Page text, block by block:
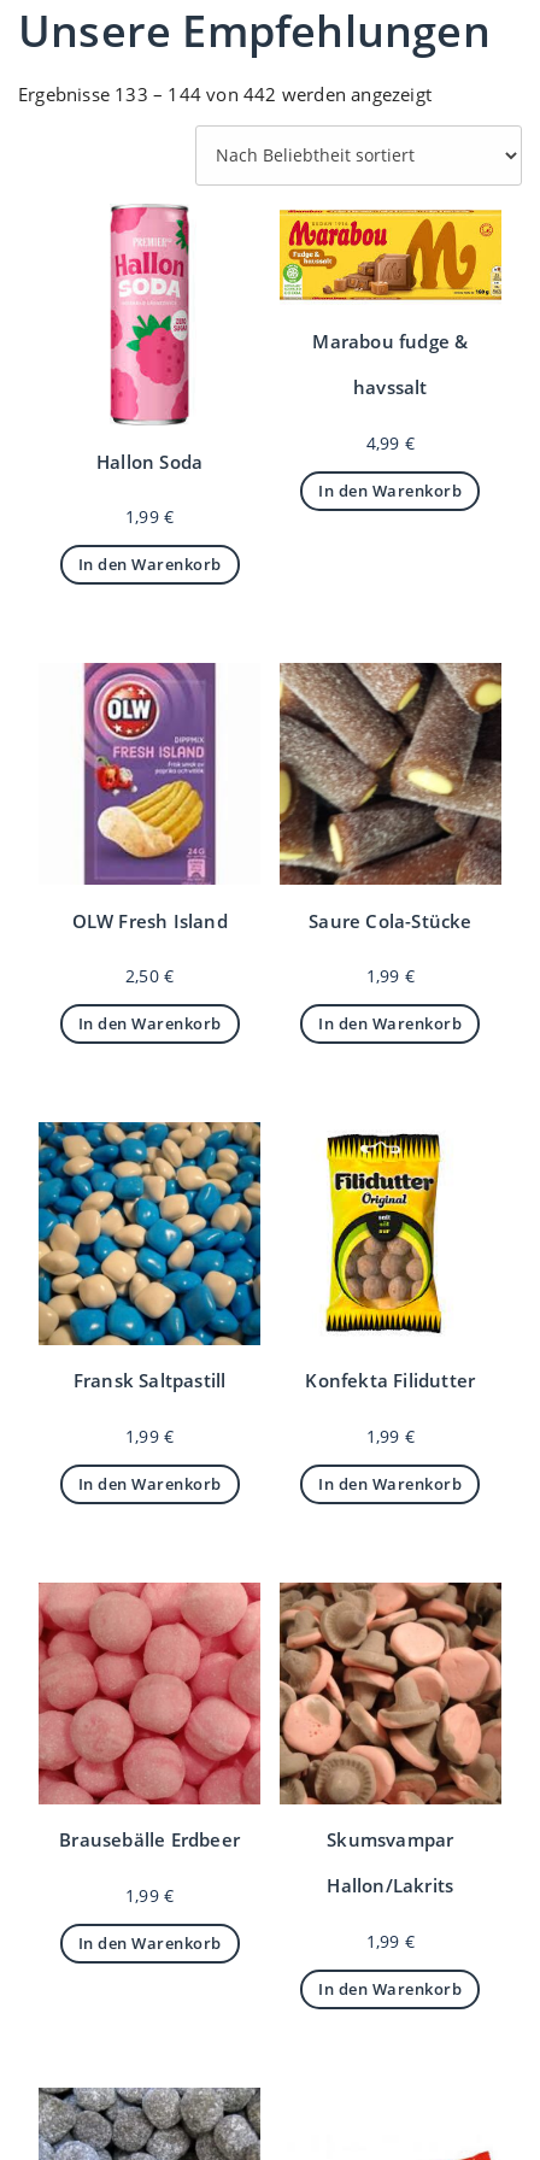
Unsere Empfehlungen
Ergebnisse 133 – 144 von 442 werden angezeigtNach
Hallon Soda
1,99€
In den Warenkorb
Marabou fudge &
havssalt
4,99 €
In den Warenkorb
OLW Fresh Island
2,50€
In den Warenkorb
Saure Cola-Stücke
1,99 €
In den Warenkorb
Fransk Saltpastill
1,99€
In den Warenkorb
Konfekta Filidutter
1,99 €
In den Warenkorb
Brausebälle Erdbeer
1,99€
In den Warenkorb
Skumsvampar
Hallon/Lakrits
1,99 €
In den Warenkorb